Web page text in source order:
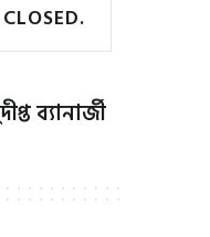
ব্যানার্জী